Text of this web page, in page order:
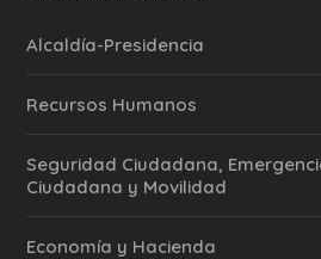
Alcaldía-Presidencia
Recursos Humanos
Seguridad Ciudadana,
Ciudadana y Movilidad
Economía y Hacienda